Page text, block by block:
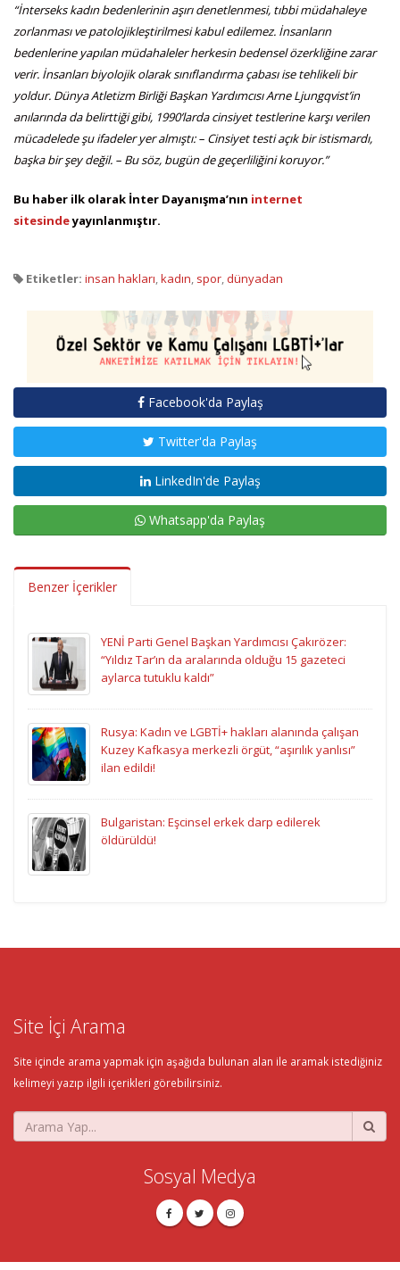
“İnterseks kadın bedenlerinin aşırı denetlenmesi, tıbbi müdahaleye
zorlanması ve patolojikleştirilmesi kabul edilemez. İnsanların
bedenlerine yapılan müdahaleler herkesin bedensel özerkliğine zarar
verir. İnsanları biyolojik olarak sınıflandırma çabası ise tehlikeli bir
yoldur. Dünya Atletizm Birliği Başkan Yardımcısı Arne Ljungqvist’in
anılarında da belirttiği gibi, 1990’larda cinsiyet testlerine karşı verilen
mücadelede şu ifadeler yer almıştı: – Cinsiyet testi açık bir istismardı,
başka bir şey değil. – Bu söz, bugün de geçerliliğini koruyor.”
Bu haber ilk olarak İnter Dayanışma’nın internet
sitesindeyayınlanmıştır.
Etiketler: insan hakları,kadın, spor,dünyadan
Facebook'da Paylaş
Twitter'da Paylaş
LinkedIn'de Paylaş
Whatsapp'da Paylaş
Benzer İçerikler
YENİ Parti Genel Başkan Yardımcısı Çakırözer:
“Yıldız Tar’ın da aralarında olduğu 15 gazeteci
aylarca tutuklu kaldı”
Rusya: Kadın ve LGBTİ+ hakları alanında çalışan
Kuzey Kafkasya merkezli örgüt, “aşırılık yanlısı”
ilan edildi!
Bulgaristan: Eşcinsel erkek darp edilerek
öldürüldü!
Site İçi Arama
Site içinde arama yapmak için aşağıda bulunan alan ile aramak istediğiniz
kelimeyi yazıp ilgili içerikleri görebilirsiniz.
Sosyal Medya